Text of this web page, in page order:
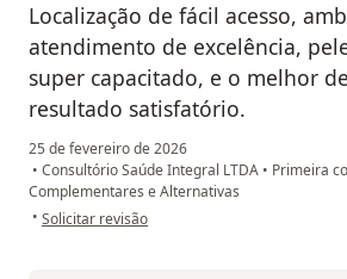
Localização de fácil acesso,
atendimento de excelência,
super capacitado, e o melhor
resultado satisfatório.
25 de fevereiro de 2026
• Consultório Saúde Integral LTDA • Primeira
Complementares e Alternativas
• na opinião do utilizador M.M
Solicitar revisão